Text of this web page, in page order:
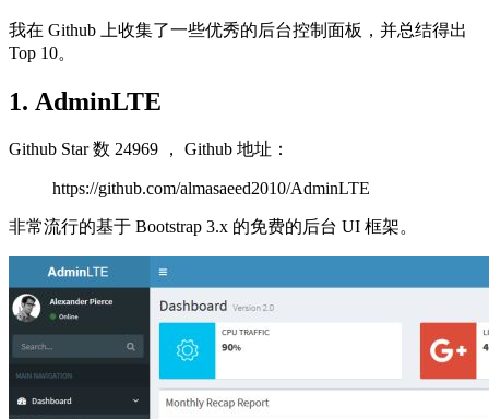
我在 Github 上收集了一些优秀的后台控制面板，并总结得出
Top 10。
1. AdminLTE
Github Star 数 24969 ， Github 地址：
https://github.com/almasaeed2010/AdminLTE
非常流行的基于 Bootstrap 3.x 的免费的后台 UI 框架。